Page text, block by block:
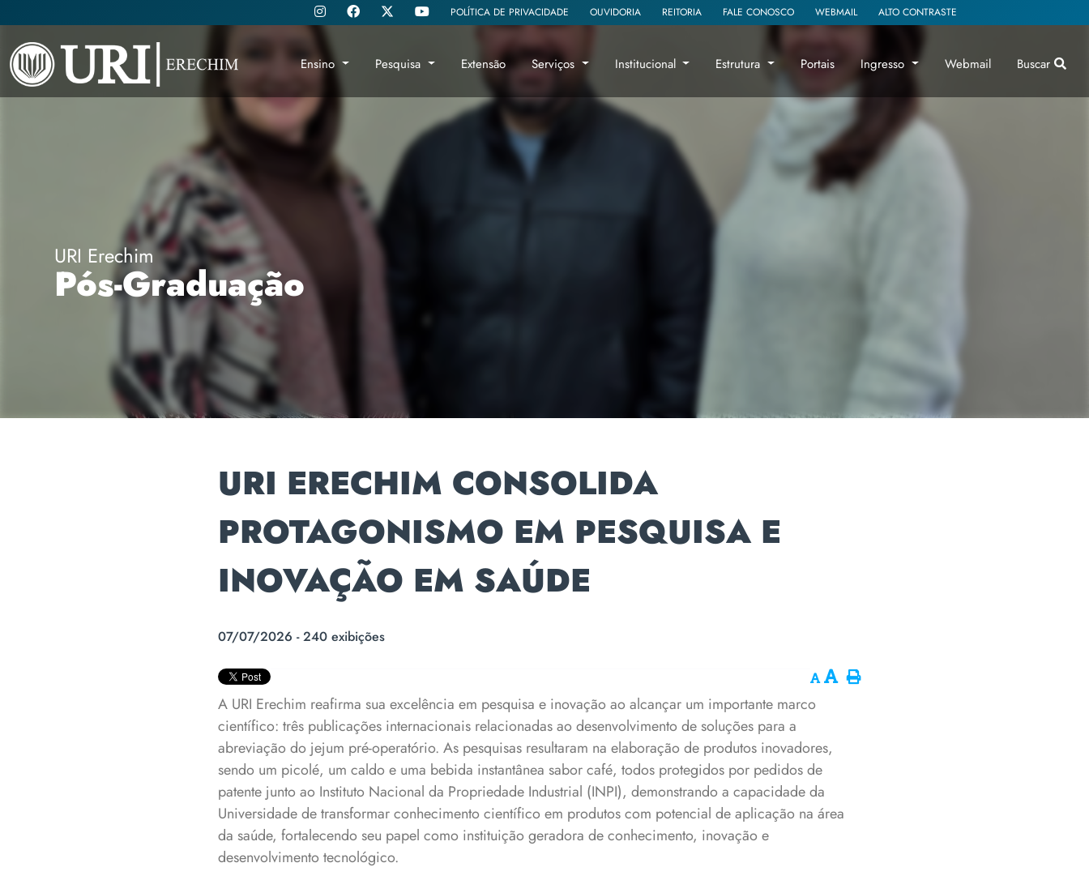
Ensino Pesquisa Extensão Serviços Institucional Estrutura Portais Ingresso Webmail Buscar
POLÍTICA DE PRIVACIDADE OUVIDORIA REITORIA FALE CONOSCO WEBMAIL ALTO CONTRASTE
URI Erechim
Pós-Graduação
URI ERECHIM CONSOLIDA
PROTAGONISMO EM PESQUISA E
INOVAÇÃO EM SAÚDE
07/07/2026 - 240 exibições
A URI Erechim reafirma sua excelência em pesquisa e inovação ao alcançar um importante marco
científico: três publicações internacionais relacionadas ao desenvolvimento de soluções para a
abreviação do jejum pré-operatório. As pesquisas resultaram na elaboração de produtos inovadores,
sendo um picolé, um caldo e uma bebida instantânea sabor café, todos protegidos por pedidos de
patente junto ao Instituto Nacional da Propriedade Industrial (INPI), demonstrando a capacidade da
Universidade de transformar conhecimento científico em produtos com potencial de aplicação na área
da saúde, fortalecendo seu papel como instituição geradora de conhecimento, inovação e
desenvolvimento tecnológico.